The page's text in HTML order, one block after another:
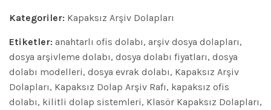
Kategoriler: Kapaksız Arşiv Dolapları
Etiketler: anahtarlı ofis dolabı, arşiv dosya dolapları,
dosya arşivleme dolabı, dosya dolabı fiyatları, dosya
dolabı modelleri, dosya evrak dolabı, Kapaksız Arşiv
Dolapları, Kapaksız Dolap Arşiv Rafı, kapaksız ofis
dolabı, kilitli dolap sistemleri, Klasör Kapaksız Dolapları,